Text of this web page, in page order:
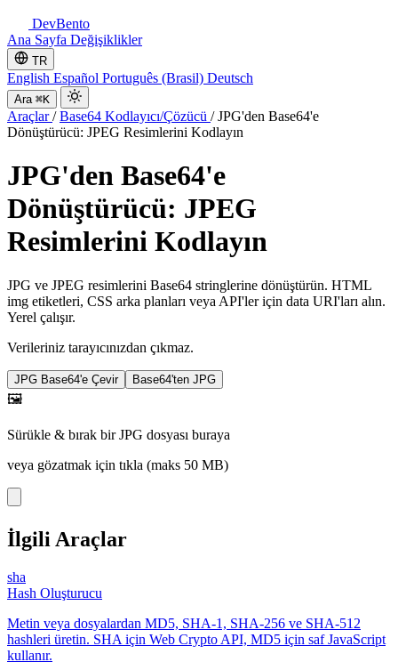
DevBento
Ana Sayfa Değişiklikler
TR
English Español Português (Brasil) Deutsch
Ara ⌘K
Araçlar/ Base64 Kodlayıcı/Çözücü / JPG'den Base64'e
Dönüştürücü: JPEG Resimlerini Kodlayın
JPG'den Base64'e
Dönüştürücü: JPEG
Resimlerini Kodlayın
JPG ve JPEG resimlerini Base64 stringlerine dönüştürün. HTML
img etiketleri, CSS arka planları veya API'ler için data URI'ları alın.
Yerel çalışır.
Verileriniz tarayıcınızdan çıkmaz.
JPG Base64'e Çevir Base64'ten JPG
🖼️
Sürükle & bırak bir JPG dosyası buraya
veya gözatmak için tıkla (maks 50 MB)
İlgili Araçlar
sha
Hash Oluşturucu
Metin veya dosyalardan MD5, SHA-1, SHA-256 ve SHA-512
hashleri üretin. SHA için Web Crypto API, MD5 için saf JavaScript
kullanır.